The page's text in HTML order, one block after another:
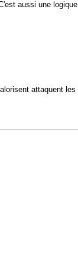
aussi une
attaquent